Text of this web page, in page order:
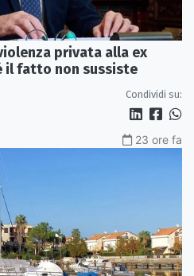
privata alla ex
il fatto non sussiste
Condividi su:
23 ore fa